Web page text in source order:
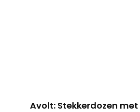
Avolt: Stekkerdozen